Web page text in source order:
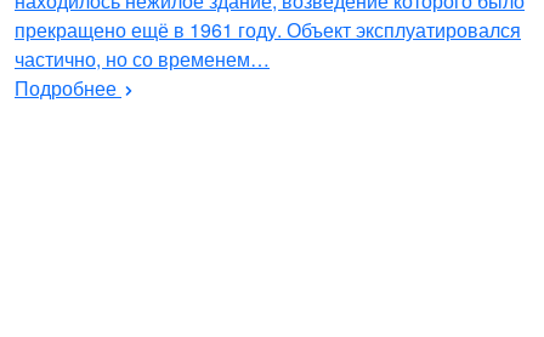
прекращено ещё в 1961 году. Объект эксплуатировался
частично, но со временем…
Подробнее